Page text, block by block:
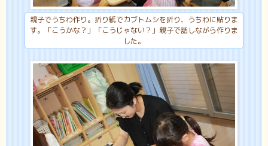
親子でうちわ作り。折り紙でカブトムシを折り、うちわに貼りま
す。「こうかな？」「こうじゃない？」親子で話しながら作りま
した。